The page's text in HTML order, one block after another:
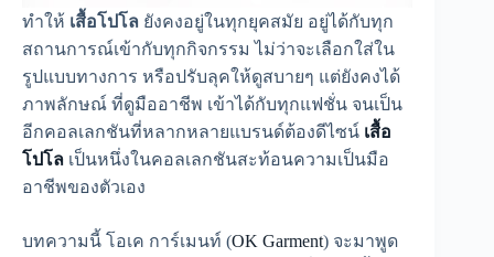
ทำให้ เสื้อโปโล ยังคงอยู่ในทุกยุคสมัย อยู่ได้กับทุก
สถานการณ์เข้ากับทุกกิจกรรม ไม่ว่าจะเลือกใส่ใน
รูปแบบทางการ หรือปรับลุคให้ดูสบายๆ แต่ยังคงได้
ภาพลักษณ์ ที่ดูมืออาชีพ เข้าได้กับทุกแฟชั่น จนเป็น
อีกคอลเลกชันที่หลากหลายแบรนด์ต้องดีไซน์ เสื้อ
โปโล เป็นหนึ่งในคอลเลกชันสะท้อนความเป็นมือ
อาชีพของตัวเอง
บทความนี้ โอเค การ์เมนท์ (OK Garment) จะมาพูด